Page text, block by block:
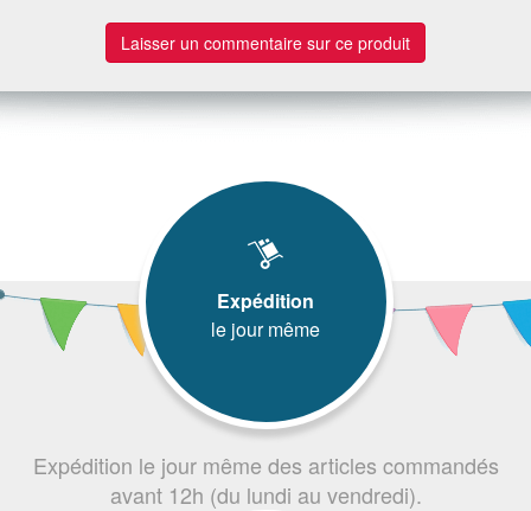
Laisser un commentaire sur ce produit
Expédition
le jour même
Expédition le jour même des articles commandés
avant 12h (du lundi au vendredi).